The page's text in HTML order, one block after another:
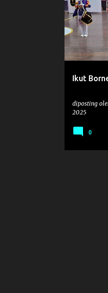
s
t
i
n
Ikut
diposting
2025
0